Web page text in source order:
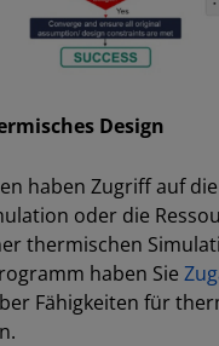
Design
haben Zugriff auf
oder die
thermischen
haben Sie
Fähigkeiten für